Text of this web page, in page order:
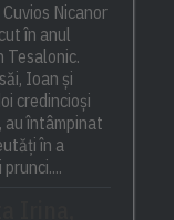
Nicanor
în anul
Tesalonic.
Ioan și
credincioși
au întâmpinat
în a